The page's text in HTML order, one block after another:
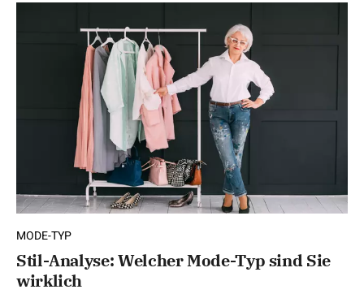
MODE-TYP
Stil-Analyse: Welcher Mode-Typ sind Sie
wirklich